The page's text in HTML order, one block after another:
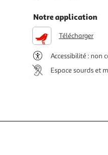
Notre application
Télécharger
Accessibilité : non
Espace sourds et